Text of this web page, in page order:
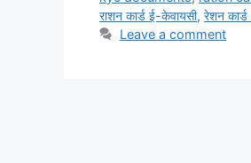
राशन कार्ड ई-केवायसी, रेशन
Leave a comment